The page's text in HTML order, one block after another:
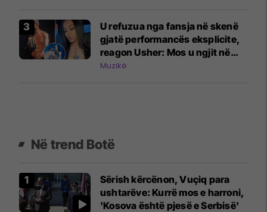
U refuzua nga fansja në skenë
gjatë performancës eksplicite,
reagon Usher: Mos u ngjit në
skenë nëse nuk do të jesh aty
Muzikë
Në trend Botë
Sërish kërcënon, Vuçiq para
ushtarëve: Kurrë mos e harroni,
'Kosova është pjesë e Serbisë'